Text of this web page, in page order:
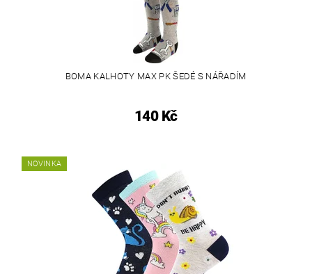
BOMA KALHOTY MAX PK ŠEDÉ S NÁŘADÍM
140 Kč
NOVINKA